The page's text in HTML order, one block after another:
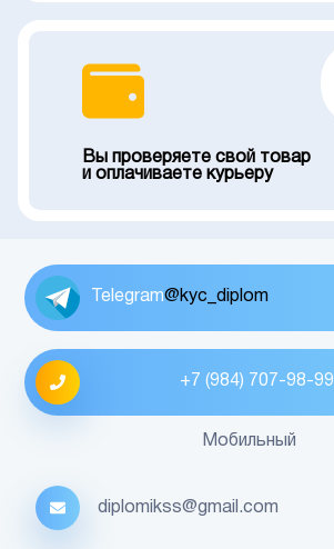
Вы проверяете свой товар
и оплачиваете курьеру
Telegram@kyc_diplom
+7 (984) 707-98-99
Мобильный
diplomikss@gmail.com